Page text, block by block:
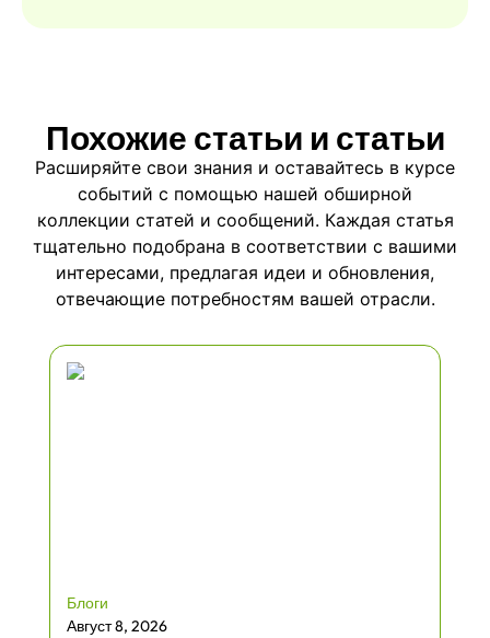
Похожие статьи и статьи
Расширяйте свои знания и оставайтесь в курсе
событий с помощью нашей обширной
коллекции статей и сообщений. Каждая статья
тщательно подобрана в соответствии с вашими
интересами, предлагая идеи и обновления,
отвечающие потребностям вашей отрасли.
Блоги
Август 8, 2026